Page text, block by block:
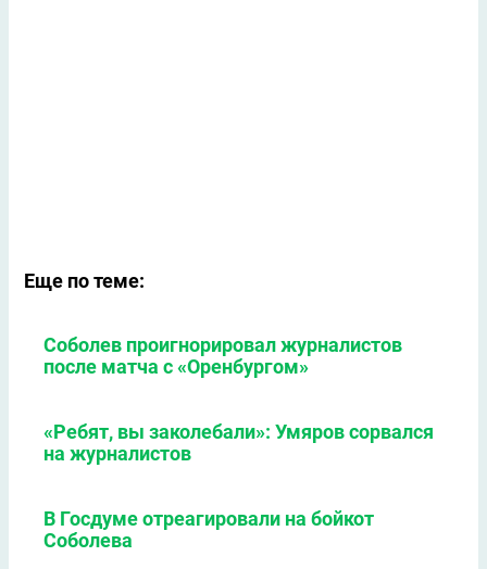
Еще по теме:
Соболев проигнорировал журналистов
после матча с «Оренбургом»
«Ребят, вы заколебали»: Умяров сорвался
на журналистов
В Госдуме отреагировали на бойкот
Соболева